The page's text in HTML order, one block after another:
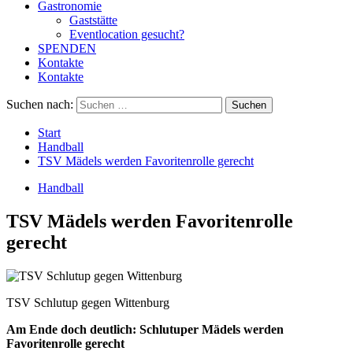
Gastronomie
Gaststätte
Eventlocation gesucht?
SPENDEN
Kontakte
Kontakte
Suchen nach:
Start
Handball
TSV Mädels werden Favoritenrolle gerecht
Handball
TSV Mädels werden Favoritenrolle
gerecht
TSV Schlutup gegen Wittenburg
Am Ende doch deutlich: Schlutuper Mädels werden
Favoritenrolle gerecht